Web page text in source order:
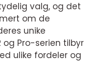
valg, og det
om de
unike
og Pro-serien tilbyr
ulike fordeler og